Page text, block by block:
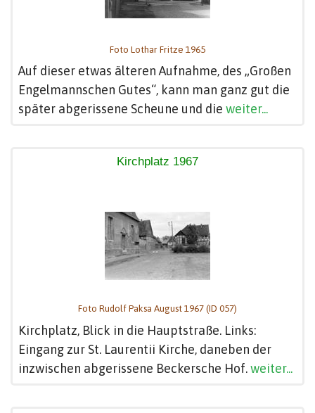
Foto Lothar Fritze 1965
Auf dieser etwas älteren Aufnahme, des „Großen
Engelmannschen Gutes“, kann man ganz gut die
später abgerissene Scheune und die weiter...
Kirchplatz 1967
Foto Rudolf Paksa August 1967 (ID 057)
Kirchplatz, Blick in die Hauptstraße. Links:
Eingang zur St. Laurentii Kirche, daneben der
inzwischen abgerissene Beckersche Hof.weiter...